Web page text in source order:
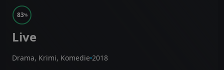
83%
Live
Drama, Krimi, Komedie 2018